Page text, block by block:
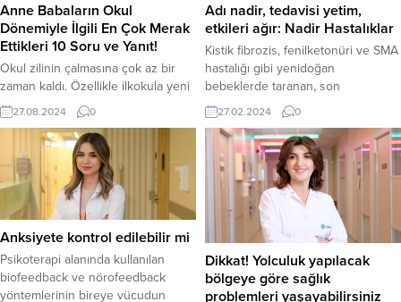
Anne Babaların Okul
Dönemiyle İlgili En Çok Merak
Ettikleri 10 Soru ve Yanıt!
Okul zilinin çalmasına çok az bir
zaman kaldı. Özellikle ilkokula yeni
başlayacak olan çocukları ve
ebeveynlerini şimdiden tatlı bir
heyecan sardı.
27.08.2024 0
Adı nadir, tedavisi yetim,
etkileri ağır: Nadir Hastalıklar
Kistik fibrozis, fenilketonüri ve SMA
hastalığı gibi yenidoğan
bebeklerde taranan, son
zamanlarda bazılarının adını daha
sık duyduğumuz nadir hastalıklar,
tüm dünyada yaklaşık 7 bin
hastalığı kapsıyor ve bu hastalıklar
300 milyon kişiyi etkiliyor. Nadir
hastalık, 2 bin kişiden 1’inde veya
daha az görülen hastalıkların
tümünü içinde barındıran bir
şemsiye terim...
27.02.2024 0
Anksiyete kontrol edilebilir mi
Psikoterapi alanında kullanılan
biofeedback ve nörofeedback
yöntemlerinin bireye vücudun
Dikkat! Yolculuk yapılacak
bölgeye göre sağlık
problemleri yaşayabilirsiniz